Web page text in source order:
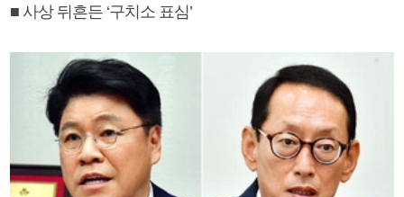
■ 사상 뒤흔든 ‘구치소 표심’